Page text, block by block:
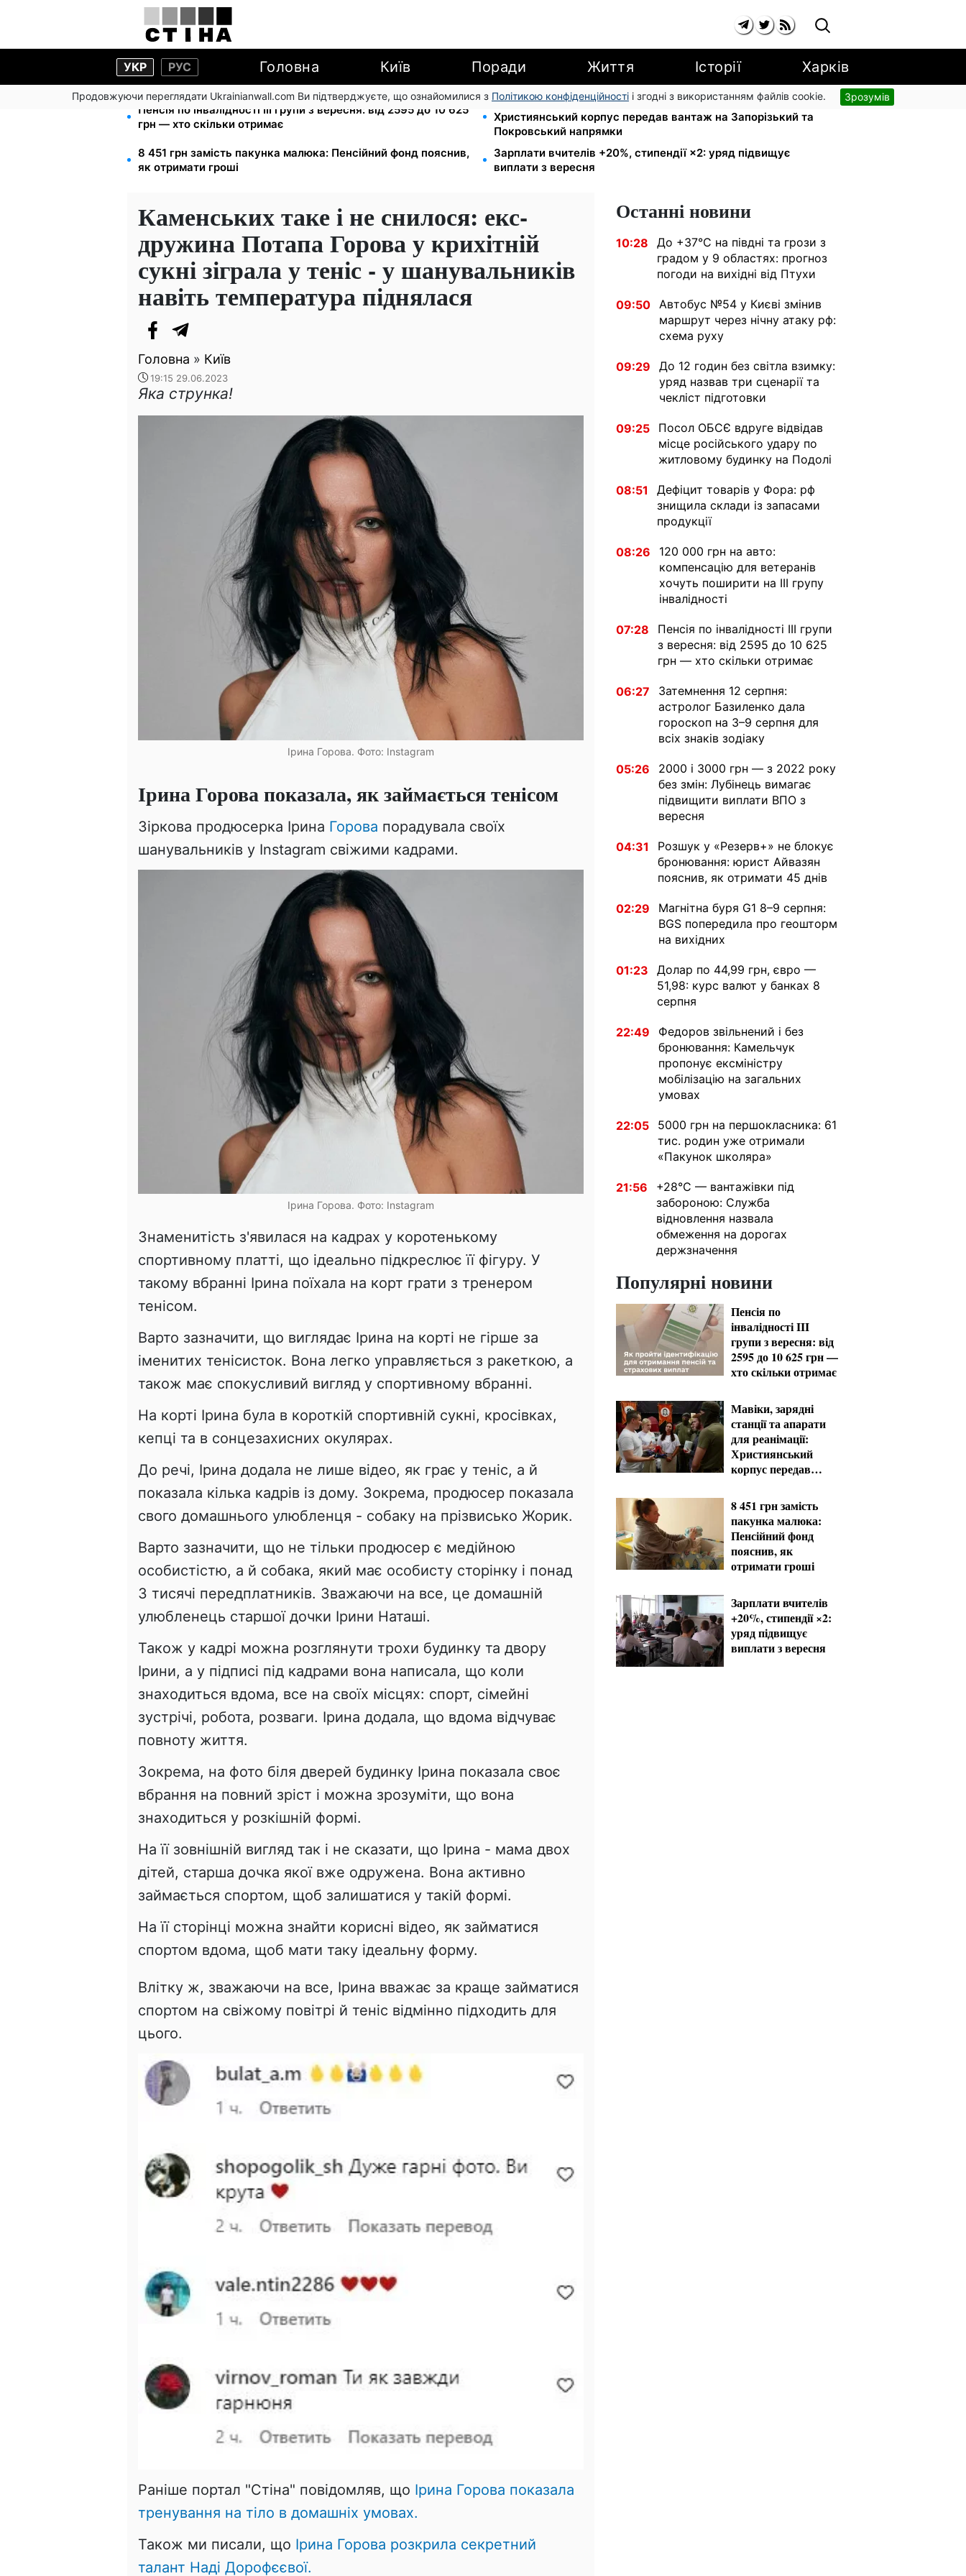
УКР РУС Головна Київ Поради Життя Історії Харків
Продовжуючи переглядати Ukrainianwall.com Ви підтверджуєте, що ознайомилися з Політикою конфіденційності і згодні з використанням файлів cookie. Зрозумів
Пенсія по інвалідності III групи з вересня: від 2595 до 10 625
грн — хто скільки отримає
Мавіки, зарядні станції та апарати для реанімації:
Християнський корпус передав вантаж на Запорізький та
Покровський напрямки
8 451 грн замість пакунка малюка: Пенсійний фонд пояснив,
як отримати гроші
Зарплати вчителів +20%, стипендії ×2: уряд підвищує
виплати з вересня
Каменських таке і не снилося: екс-
дружина Потапа Горова у крихітній
сукні зіграла у теніс - у шанувальників
навіть температура піднялася
Головна » Київ
19:15 29.06.2023
Яка струнка!
Ірина Горова. Фото: Instagram
Ірина Горова показала, як займається тенісом
Зіркова продюсерка Ірина Горова порадувала своїх
шанувальників у Instagram свіжими кадрами.
Ірина Горова. Фото: Instagram
Знаменитість з'явилася на кадрах у коротенькому
спортивному платті, що ідеально підкреслює її фігуру. У
такому вбранні Ірина поїхала на корт грати з тренером
тенісом.
Варто зазначити, що виглядає Ірина на корті не гірше за
іменитих тенісисток. Вона легко управляється з ракеткою, а
також має спокусливий вигляд у спортивному вбранні.
На корті Ірина була в короткій спортивній сукні, кросівках,
кепці та в сонцезахисних окулярах.
До речі, Ірина додала не лише відео, як грає у теніс, а й
показала кілька кадрів із дому. Зокрема, продюсер показала
свого домашнього улюбленця - собаку на прізвисько Жорик.
Варто зазначити, що не тільки продюсер є медійною
особистістю, а й собака, який має особисту сторінку і понад
3 тисячі передплатників. Зважаючи на все, це домашній
улюбленець старшої дочки Ірини Наташі.
Також у кадрі можна розглянути трохи будинку та двору
Ірини, а у підписі під кадрами вона написала, що коли
знаходиться вдома, все на своїх місцях: спорт, сімейні
зустрічі, робота, розваги. Ірина додала, що вдома відчуває
повноту життя.
Зокрема, на фото біля дверей будинку Ірина показала своє
вбрання на повний зріст і можна зрозуміти, що вона
знаходиться у розкішній формі.
На її зовнішній вигляд так і не сказати, що Ірина - мама двох
дітей, старша дочка якої вже одружена. Вона активно
займається спортом, щоб залишатися у такій формі.
На її сторінці можна знайти корисні відео, як займатися
спортом вдома, щоб мати таку ідеальну форму.
Влітку ж, зважаючи на все, Ірина вважає за краще займатися
спортом на свіжому повітрі й теніс відмінно підходить для
цього.
Раніше портал "Стіна" повідомляв, що Ірина Горова показала
тренування на тіло в домашніх умовах.
Також ми писали, що Ірина Горова розкрила секретний
талант Наді Дорофєєвої.
Останні новини
10:28
До +37°C на півдні та грози з
градом у 9 областях: прогноз
погоди на вихідні від Птухи
09:50 Автобус №54 у Києві змінив
маршрут через нічну атаку рф:
схема руху
09:29
До 12 годин без світла взимку:
уряд назвав три сценарії та
чекліст підготовки
09:25
Посол ОБСЄ вдруге відвідав
місце російського удару по
житловому будинку на Подолі
08:51
Дефіцит товарів у Фора: рф
знищила склади із запасами
продукції
08:26
120 000 грн на авто:
компенсацію для ветеранів
хочуть поширити на III групу
інвалідності
07:28
Пенсія по інвалідності III групи
з вересня: від 2595 до 10 625
грн — хто скільки отримає
06:27
Затемнення 12 серпня:
астролог Базиленко дала
гороскоп на 3–9 серпня для
всіх знаків зодіаку
05:26
2000 і 3000 грн — з 2022 року
без змін: Лубінець вимагає
підвищити виплати ВПО з
вересня
04:31
Розшук у «Резерв+» не блокує
бронювання: юрист Айвазян
пояснив, як отримати 45 днів
02:29
Магнітна буря G1 8–9 серпня:
BGS попередила про геошторм
на вихідних
01:23
Долар по 44,99 грн, євро —
51,98: курс валют у банках 8
серпня
22:49
Федоров звільнений і без
бронювання: Камельчук
пропонує ексміністру
мобілізацію на загальних
умовах
22:05
5000 грн на першокласника: 61
тис. родин уже отримали
«Пакунок школяра»
21:56
+28°C — вантажівки під
забороною: Служба
відновлення назвала
обмеження на дорогах
держзначення
Популярні новини
Пенсія по
інвалідності III
групи з вересня: від
2595 до 10 625 грн —
хто скільки отримає
Мавіки, зарядні
станції та апарати
для реанімації:
Християнський
корпус передав
Запорізький та
Покровський
напрямки
8 451 грн замість
пакунка малюка:
Пенсійний фонд
пояснив, як
отримати гроші
Зарплати вчителів
+20%, стипендії ×2:
уряд підвищує
виплати з вересня